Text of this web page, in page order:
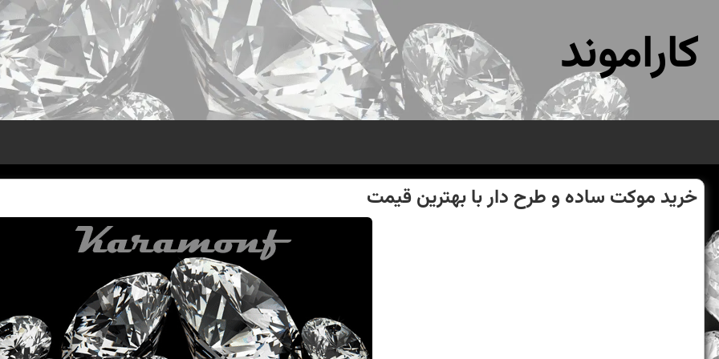
کاراموند
خرید موكت ساده و طرح دار با بهترین قیمت